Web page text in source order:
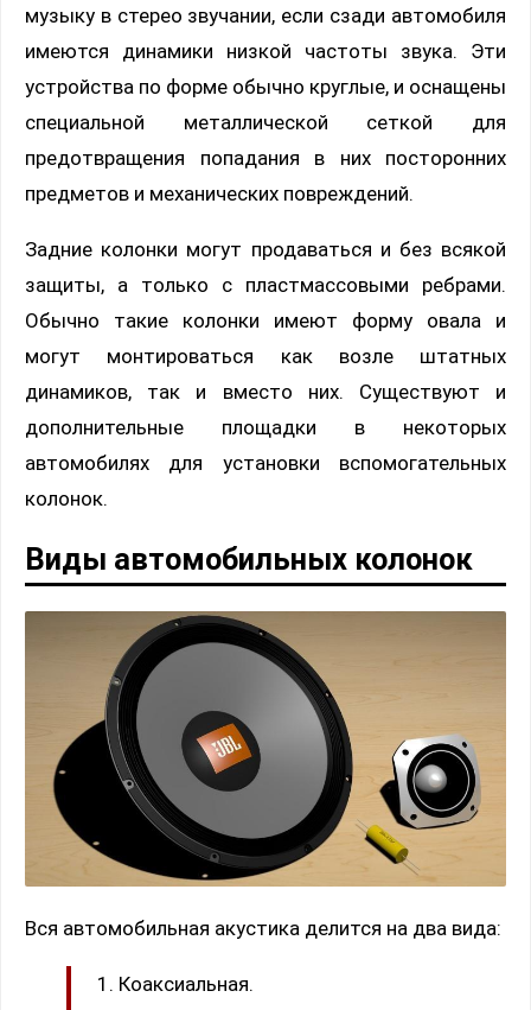
музыку в стерео звучании, если сзади автомобиля
имеются динамики низкой частоты звука. Эти
устройства по форме обычно круглые, и оснащены
специальной металлической сеткой для
предотвращения попадания в них посторонних
предметов и механических повреждений.
Задние колонки могут продаваться и без всякой
защиты, а только с пластмассовыми ребрами.
Обычно такие колонки имеют форму овала и
могут монтироваться как возле штатных
динамиков, так и вместо них. Существуют и
дополнительные площадки в некоторых
автомобилях для установки вспомогательных
колонок.
Виды автомобильных колонок
Вся автомобильная акустика делится на два вида:
Коаксиальная.